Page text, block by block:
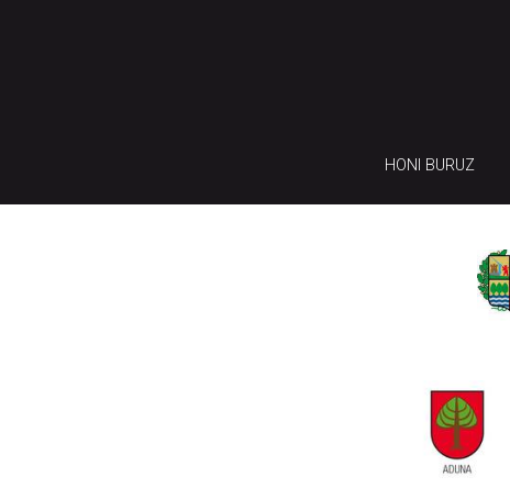
HONI BURUZ